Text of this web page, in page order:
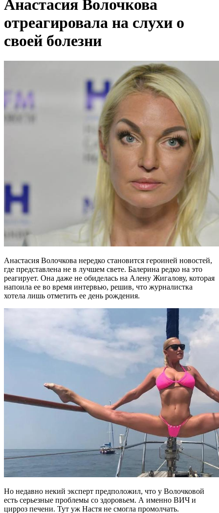
Анастасия Волочкова
отреагировала на слухи о
своей болезни
Анастасия Волочкова нередко становится героиней новостей,
где представлена не в лучшем свете. Балерина редко на это
реагирует. Она даже не обиделась на Алену Жигалову, которая
напоила ее во время интервью, решив, что журналистка
хотела лишь отметить ее день рождения.
Но недавно некий эксперт предположил, что у Волочковой
есть серьезные проблемы со здоровьем. А именно ВИЧ и
цирроз печени. Тут уж Настя не смогла промолчать.